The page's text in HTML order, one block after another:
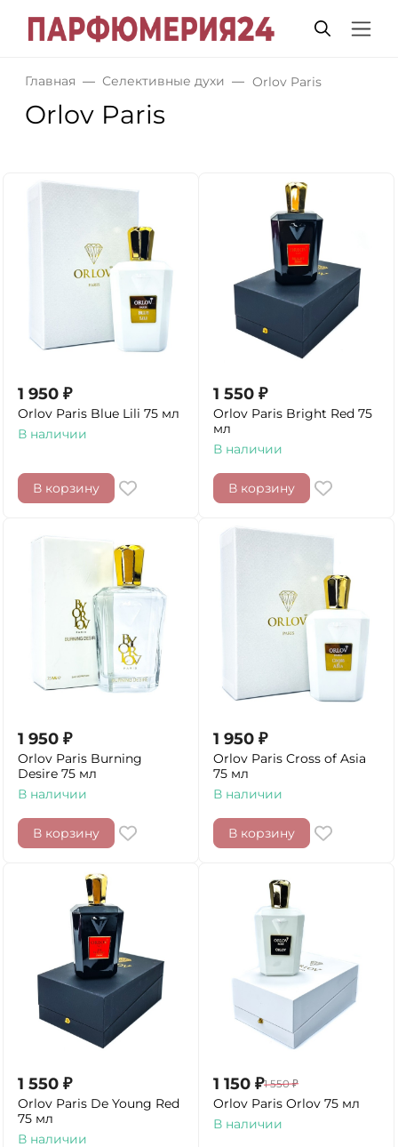
Главная Селективные духи Orlov Paris
Orlov Paris
1 950 ₽
Orlov Paris Blue Lili 75 мл
В наличии
В корзину
1 550 ₽
Orlov Paris Bright Red 75
мл
В наличии
В корзину
1 950 ₽
Orlov Paris Burning
Desire 75 мл
В наличии
В корзину
1 950 ₽
Orlov Paris Cross of Asia
75 мл
В наличии
В корзину
1 550 ₽
Orlov Paris De Young Red
75 мл
В наличии
1 150 ₽1 550 ₽
Orlov Paris Orlov 75 мл
В наличии